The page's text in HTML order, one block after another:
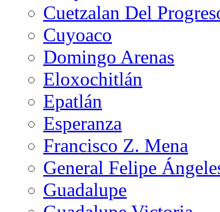
Cuetzalan Del
Cuyoaco
Domingo Arenas
Eloxochitlán
Epatlán
Esperanza
Francisco Z. Mena
General Felipe
Guadalupe